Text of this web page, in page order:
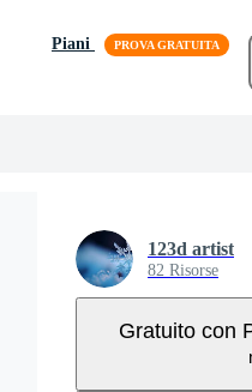
Piani
123d artist
82 Risorse
Gratuito con